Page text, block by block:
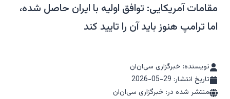
مقامات آمریکایی: توافق اولیه با ایران حاصل شده،
اما ترامپ هنوز باید آن را تایید کند
نویسنده: خبرگزاری سی‌ان‌ان
تاریخ انتشار: 2026-05-29
منتشر شده در: خبرگزاری سی‌ان‌ان